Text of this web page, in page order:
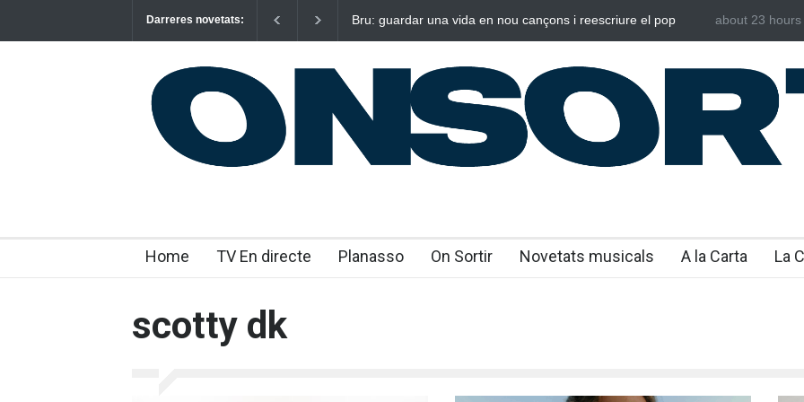
Darreres novetats:
Bru: guardar una vida en nou cançons i reescriure el pop
Laura West
about 23 hours
Home TV En directe Planasso On Sortir Novetats musicals A la Carta La
scotty dk